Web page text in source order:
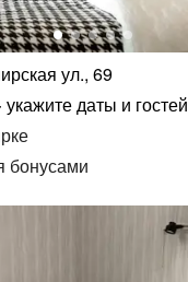
ул., 69
укажите даты и гостей
бонусами